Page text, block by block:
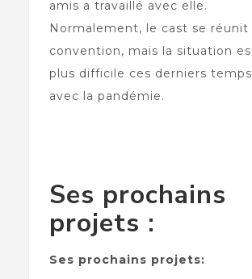
amis a travaillé avec elle.
Normalement, le cast se réunit
convention, mais la situation
plus difficile ces derniers temps
avec la pandémie.
Ses prochains
projets :
Ses prochains projets: